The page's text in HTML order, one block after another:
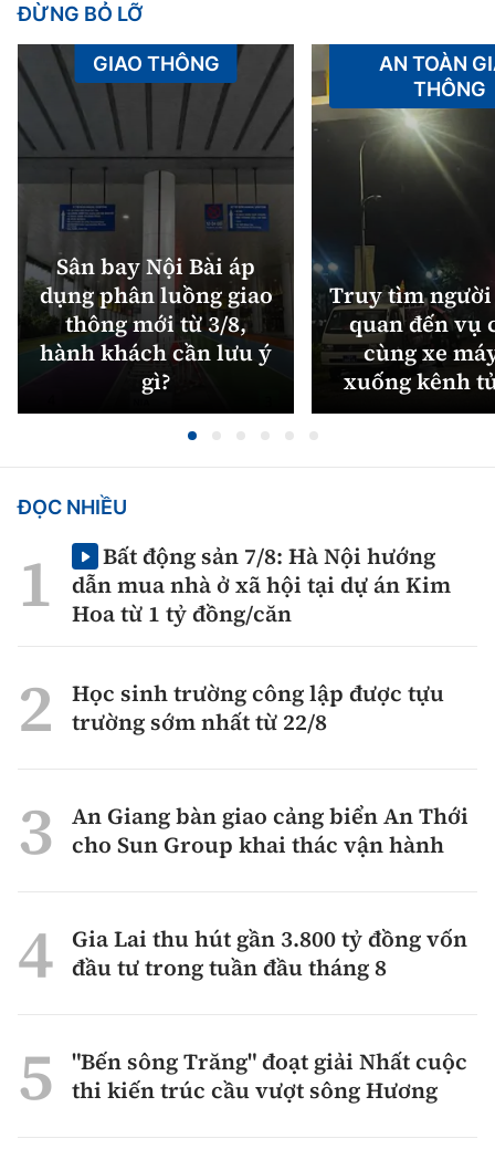
ĐỪNG BỎ LỠ
Sân bay Nội Bài áp
dụng phân luồng giao
thông mới từ 3/8,
hành khách cần lưu ý
gì?
GIAO THÔNG
Truy tìm
quan đến vụ
cùng xe
xuống kênh
AN TOÀN
THÔNG
ĐỌC NHIỀU
Bất động sản 7/8: Hà Nội hướng
dẫn mua nhà ở xã hội tại dự án Kim
Hoa từ 1 tỷ đồng/căn
Học sinh trường công lập được tựu
trường sớm nhất từ 22/8
An Giang bàn giao cảng biển An Thới
cho Sun Group khai thác vận hành
Gia Lai thu hút gần 3.800 tỷ đồng vốn
đầu tư trong tuần đầu tháng 8
"Bến sông Trăng" đoạt giải Nhất cuộc
thi kiến trúc cầu vượt sông Hương